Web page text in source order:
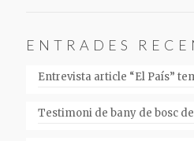
ENTRADES
Entrevista article “El País”
Testimoni de bany de bosc